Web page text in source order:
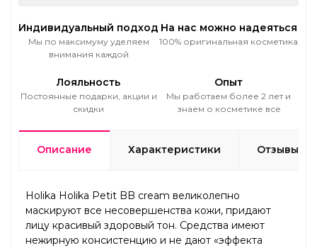
Индивидуальный подход
Мы по максимуму уделяем
внимания каждой
На нас можно надеяться
100% оригинальная косметика
Лояльность
Постоянные подарки, акции и
скидки
Опыт
Мы работаем более 2 лет и
знаем о косметике все
Описание Характеристики Отзывы
Holika Holika Petit BB cream великолепно
маскируют все несовершенства кожи, придают
лицу красивый здоровый тон. Средства имеют
нежирную консистенцию и не дают «эффекта